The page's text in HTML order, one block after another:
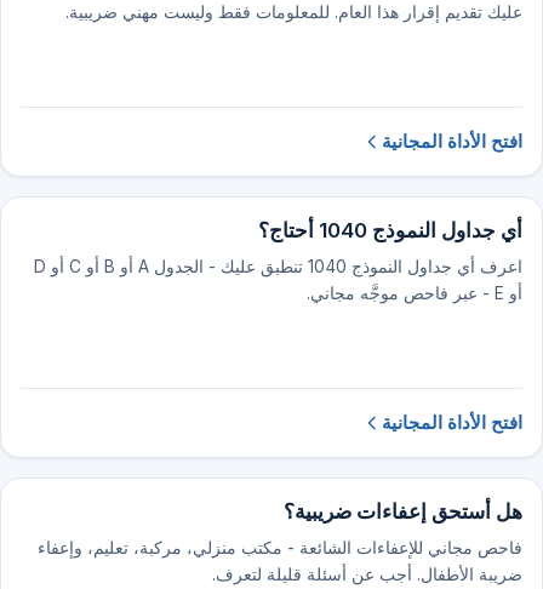
عليك تقديم إقرار هذا العام. للمعلومات فقط وليست مهني ضريبية.
افتح الأداة المجانية
أي جداول النموذج 1040 أحتاج؟
اعرف أي جداول النموذج 1040 تنطبق عليك - الجدول A أو B أو C أو D
أو E - عبر فاحص موجَّه مجاني.
افتح الأداة المجانية
هل أستحق إعفاءات ضريبية؟
فاحص مجاني للإعفاءات الشائعة - مكتب منزلي، مركبة، تعليم، وإعفاء
ضريبة الأطفال. أجب عن أسئلة قليلة لتعرف.